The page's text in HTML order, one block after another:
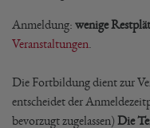
Anmeldung: wenige
Veranstaltungen
Die Fortbildung dient zur
entscheidet der
bevorzugt zugelassen) Die